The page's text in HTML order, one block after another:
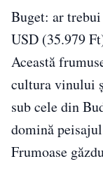
Buget: ar
USD (35.979
Această
cultura vinului
sub cele din
domină
Frumoase